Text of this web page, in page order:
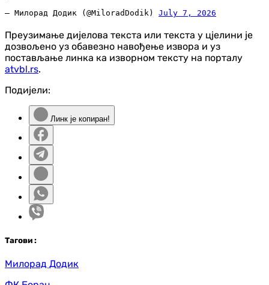
— Милорад Додик (@MiloradDodik) July 7, 2026
Преузимање дијелова текста или текста у цјелини је
дозвољено уз обавезно навођење извора и уз
постављање линка ка изворном тексту на порталу
atvbl.rs.
Подијели:
Линк је копиран!
Тагови :
Милорад Додик